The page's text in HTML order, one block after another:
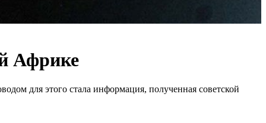
Африке
для этого стала информация, полученная советской